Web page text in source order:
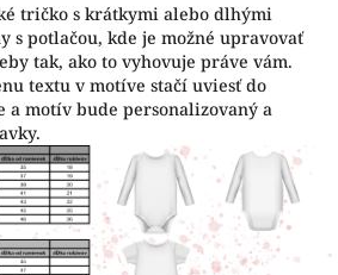
tričko s krátkymi alebo dlhými
s potlačou, kde je možné upravovať
tak, ako to vyhovuje práve vám.
textu v motíve stačí uviesť do
a motív bude personalizovaný a